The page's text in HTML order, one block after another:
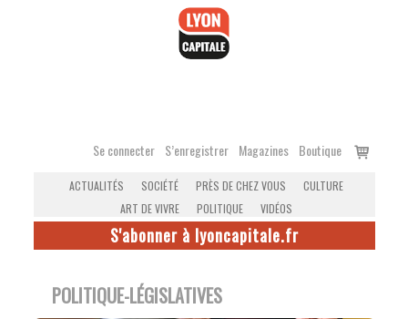
Se connecter S’enregistrer Magazines Boutique
Voir
ACTUALITÉS SOCIÉTÉ PRÈS DE CHEZ VOUS
CULTURE
ART DE VIVRE
POLITIQUE VIDÉOS
S'abonner à lyoncapitale.fr
POLITIQUE-LÉGISLATIVES